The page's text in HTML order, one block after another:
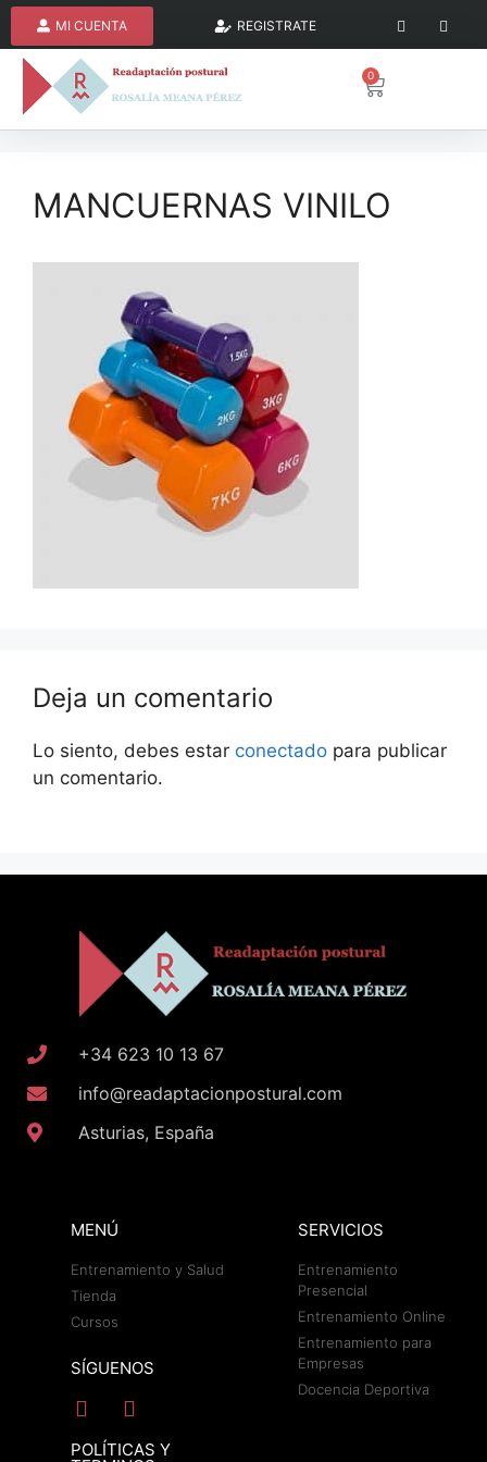
MI CUENTA REGISTRATE
0
MANCUERNAS VINILO
Deja un comentario
Lo siento, debes estar conectado para publicar
un comentario.
+34 623 10 13 67
info@readaptacionpostural.com
Asturias, España
MENÚ
Entrenamiento y Salud
Tienda
Cursos
SÍGUENOS
SERVICIOS
Entrenamiento
Presencial
Entrenamiento Online
Entrenamiento para
Empresas
Docencia Deportiva
POLÍTICAS Y